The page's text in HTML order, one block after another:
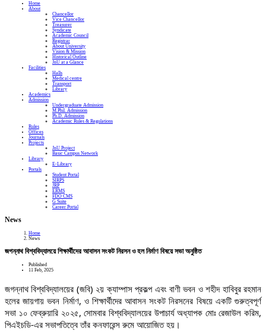
Home
About
Chancellor
Vice Chancellor
Treasurer
Syndicate
Academic Council
Registrar
About University
Vision & Mission
Historical Outline
JnU at a Glance
Facilities
Halls
Medical centre
Transport
Library
Academics
Admission
Undergraduate Admission
M.Phil. Admission
Ph.D. Admission
Academic Rules & Regulations
Rules
Offices
Journals
Projects
JnU Project
Basic Campus Network
Library
E-Library
Portals
Student Portal
SIRPS
JRP
ERMS
FDO CMS
G Suite
Career Portal
News
Home
News
জগন্নাথ বিশ্ববিদ্যালয়ে শিক্ষার্থীদের আবাসন সংকট নিরসন ও হল নির্মাণ বিষয়ে সভা অনুষ্ঠিত
Published
11 Feb, 2025
জগন্নাথ বিশ্ববিদ্যালয়ের (জবি) ২য় ক্যাম্পাস প্রকল্প এবং বাণী ভবন ও শহীদ হাবিবুর রহমান
হলের জায়গায় ভবন নির্মাণ, ও শিক্ষার্থীদের আবাসন সংকট নিরসনের বিষয়ে একটি গুরুত্বপূর্ণ
সভা ১০ ফেব্রুয়ারি ২০২৫, সোমবার বিশ্ববিদ্যালয়ের উপাচার্য অধ্যাপক মোঃ রেজাউল করিম,
পিএইচডি-এর সভাপতিত্বে তাঁর কনফারেন্স রুমে আয়োজিত হয়।